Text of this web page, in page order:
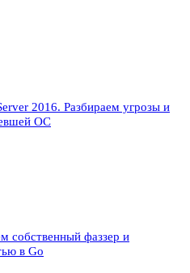
2016. Разбираем угрозы и
ОС
собственный фаззер и
в Go